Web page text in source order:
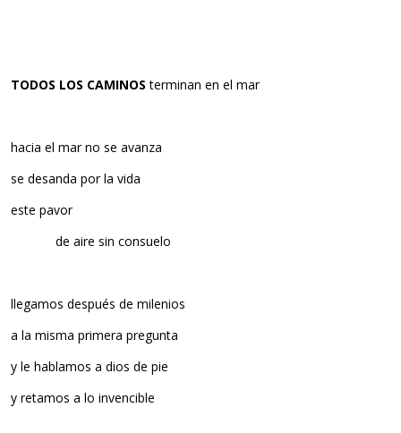
TODOS LOS CAMINOS terminan en el mar
hacia el mar no se avanza
se desanda por la vida
este pavor
de aire sin consuelo
llegamos después de milenios
a la misma primera pregunta
y le hablamos a dios de pie
y retamos a lo invencible